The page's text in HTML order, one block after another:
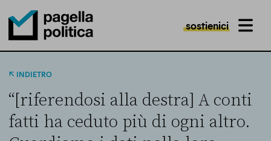
Pagella Politica Logo
sostienici MENU
INDIETRO
“[riferendosi alla destra] A conti
fatti ha ceduto più di ogni altro.